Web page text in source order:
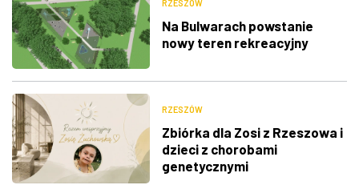
RZESZÓW
Na Bulwarach powstanie
nowy teren rekreacyjny
RZESZÓW
Zbiórka dla Zosi z Rzeszowa i
dzieci z chorobami
genetycznymi